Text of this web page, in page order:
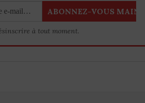
à tout moment.